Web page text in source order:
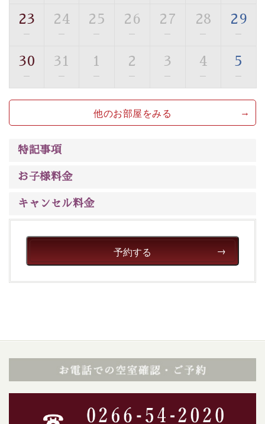
の効果が高い、極めて希有な源泉です。身も心も癒され
るご入浴をお愉しみください。
■お座敷風呂（大浴場）
温泉の成分に合わせ、防菌防カビの特殊素材の畳を使
用。 足元が柔らかく、そして滑りにくい畳のお風呂で
※男性大浴場までのご移動には階段がございます。 予め
ご了承のほどお願いいたします。
■貸切温泉風呂 （40分2000円）
眺望はございませんが、源泉掛け流しの温泉の質を楽し
トな空間をお愉しみください。
■諏訪大社4社を巡る無料参拝バス
※年末年始及び御柱祭前後は運行しておりません
以上が送迎バスで行くホタル観賞プラン《2食付き》の
23
—
24
—
25
—
26
—
27
—
28
—
29
—
30
—
31
—
1
—
2
—
3
—
4
—
5
—
他のお部屋をみる
特記事項
お子様料金
キャンセル料金
予約する